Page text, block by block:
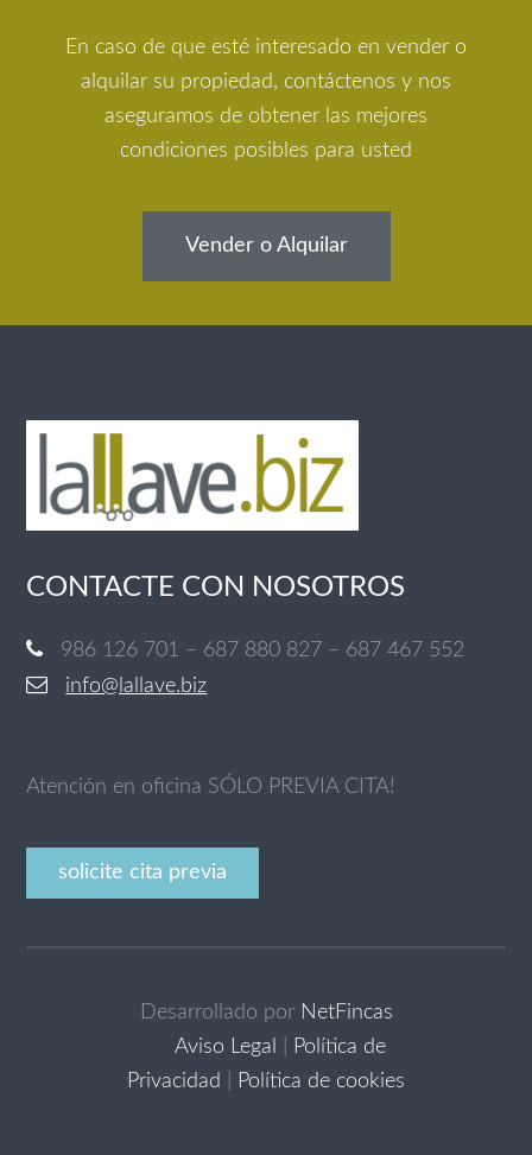
En caso de que esté interesado en vender o
alquilar su propiedad, contáctenos y nos
aseguramos de obtener las mejores
condiciones posibles para usted
Vender o Alquilar
CONTACTE CON NOSOTROS
986 126 701 – 687 880 827 – 687 467 552
info@lallave.biz
Atención en oficina SÓLO PREVIA CITA!
solicite cita previa
Desarrollado por NetFincas
Aviso Legal
Política de
Privacidad
Política de cookies